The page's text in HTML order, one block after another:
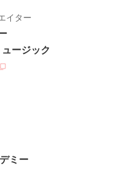
イター
ージック
ミー